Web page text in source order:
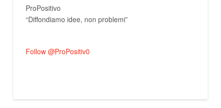
ProPositivo
“Diffondiamo idee, non problemi”
Follow @ProPositiv0